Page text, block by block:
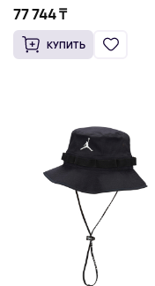
77 744 ₸
КУПИТЬ